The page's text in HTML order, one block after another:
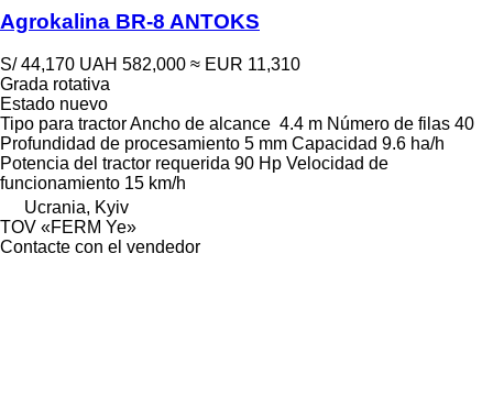
Agrokalina BR-8 ANTOKS
S/ 44,170 UAH 582,000 ≈ EUR 11,310
Grada rotativa
Estado nuevo
Tipo para tractorAncho de alcance 4.4 m Número de filas 40
Profundidad de procesamiento 5 mm Capacidad 9.6 ha/h
Potencia del tractor requerida 90 Hp Velocidad de
funcionamiento 15 km/h
Ucrania, Kyiv
TOV «FERM Ye»
Contacte con el vendedor